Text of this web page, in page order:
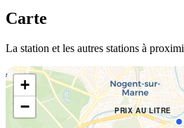
Carte
La station et les autres stations à
PRIX AU LITRE
+
−